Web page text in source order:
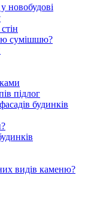
новобудові
сумішшю?
підлог
будинків
видів каменю?